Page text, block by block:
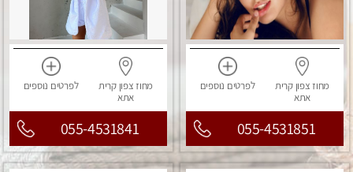
מחוז צפוןקרית
אתא
לפרטים נוספים
055-4531851
מחוז צפוןקרית
אתא
לפרטים נוספים
055-4531841